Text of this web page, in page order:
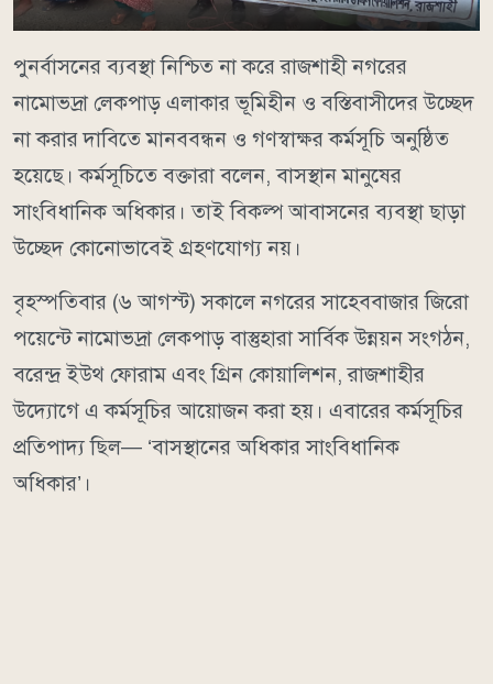
পুনর্বাসনের ব্যবস্থা নিশ্চিত না করে রাজশাহী নগরের
নামোভদ্রা লেকপাড় এলাকার ভূমিহীন ও বস্তিবাসীদের উচ্ছেদ
না করার দাবিতে মানববন্ধন ও গণস্বাক্ষর কর্মসূচি অনুষ্ঠিত
হয়েছে। কর্মসূচিতে বক্তারা বলেন, বাসস্থান মানুষের
সাংবিধানিক অধিকার। তাই বিকল্প আবাসনের ব্যবস্থা ছাড়া
উচ্ছেদ কোনোভাবেই গ্রহণযোগ্য নয়।
বৃহস্পতিবার (৬ আগস্ট) সকালে নগরের সাহেববাজার জিরো
পয়েন্টে নামোভদ্রা লেকপাড় বাস্তুহারা সার্বিক উন্নয়ন সংগঠন,
বরেন্দ্র ইউথ ফোরাম এবং গ্রিন কোয়ালিশন, রাজশাহীর
উদ্যোগে এ কর্মসূচির আয়োজন করা হয়। এবারের কর্মসূচির
প্রতিপাদ্য ছিল— ‘বাসস্থানের অধিকার সাংবিধানিক
অধিকার’।